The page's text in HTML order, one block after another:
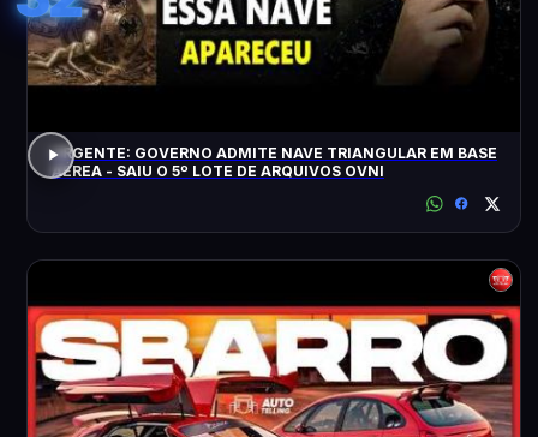
URGENTE: GOVERNO ADMITE NAVE TRIANGULAR EM BASE
AÉREA - SAIU O 5º LOTE DE ARQUIVOS OVNI